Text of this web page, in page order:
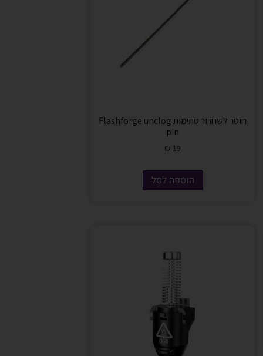
חוטר לשחרור סתימות Flashforge unclog
pin
₪ 19
הוספה לסל